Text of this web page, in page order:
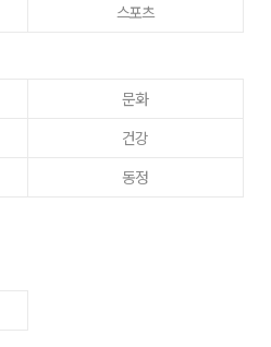
스포츠
문화
건강
동정